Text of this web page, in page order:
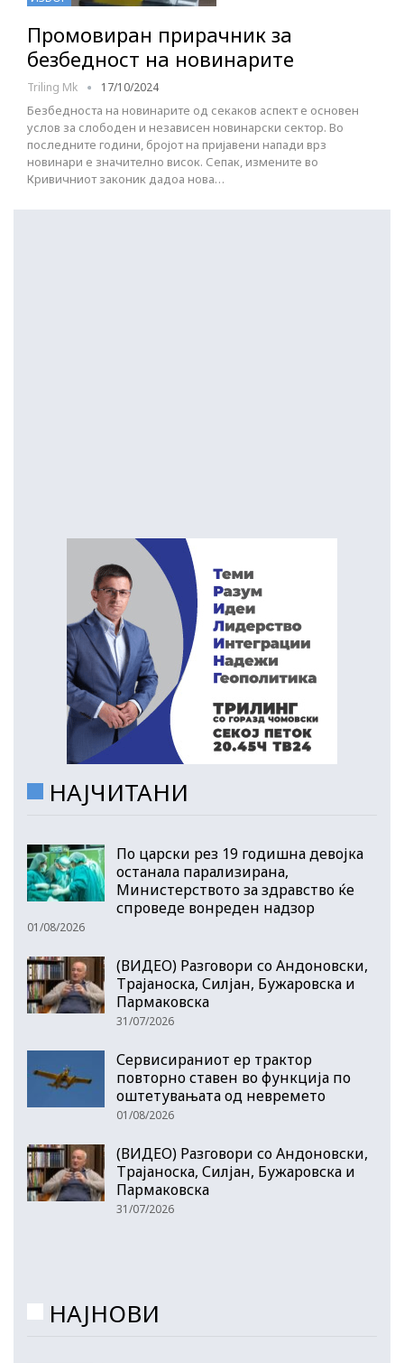
Промовиран прирачник за
безбедност на новинарите
Triling Mk 17/10/2024
Безбедноста на новинарите од секаков аспект е основен
услов за слободен и независен новинарски сектор. Во
последните години, бројот на пријавени напади врз
новинари е значително висок. Сепак, измените во
Кривичниот законик дадоа нова…
НАЈЧИТАНИ
По царски рез 19 годишна девојка
останала парализирана,
Министерството за здравство ќе
спроведе вонреден надзор
01/08/2026
(ВИДЕО) Разговори со Андоновски,
Трајаноска, Силјан, Бужаровска и
Пармаковска
31/07/2026
Сервисираниот ер трактор
повторно ставен во функција по
оштетувањата од невремето
01/08/2026
(ВИДЕО) Разговори со Андоновски,
Трајаноска, Силјан, Бужаровска и
Пармаковска
31/07/2026
НАЈНОВИ